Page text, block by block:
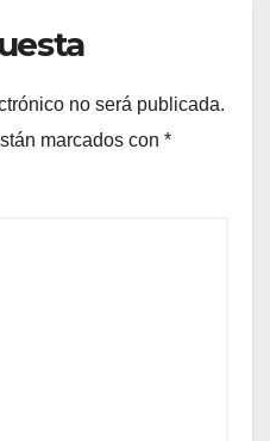
no será publicada.
marcados con *